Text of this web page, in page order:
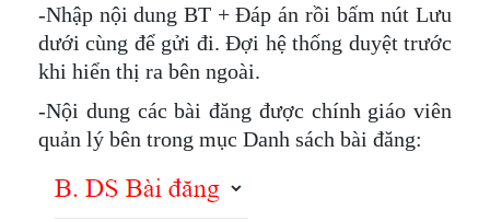
-Nhập nội dung BT + Đáp án rồi bấm nút Lưu
dưới cùng để gửi đi. Đợi hệ thống duyệt trước
khi hiển thị ra bên ngoài.
-Nội dung các bài đăng được chính giáo viên
quản lý bên trong mục Danh sách bài đăng: